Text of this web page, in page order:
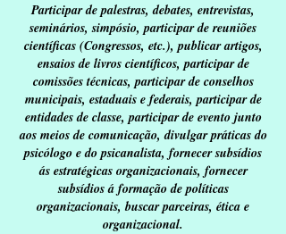
Participar de palestras, debates, entrevistas,
seminários, simpósio, participar de reuniões
científicas (Congressos, etc.), publicar artigos,
ensaios de livros científicos, participar de
comissões técnicas, participar de conselhos
municipais, estaduais e federais, participar de
entidades de classe, participar de evento junto
aos meios de comunicação, divulgar práticas do
psicólogo e do psicanalista, fornecer subsídios
ás estratégicas organizacionais, fornecer
subsídios á formação de políticas
organizacionais, buscar parceiras, ética e
organizacional.